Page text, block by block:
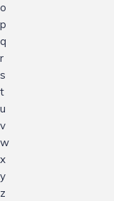
o
p
q
r
s
t
u
v
w
x
y
z